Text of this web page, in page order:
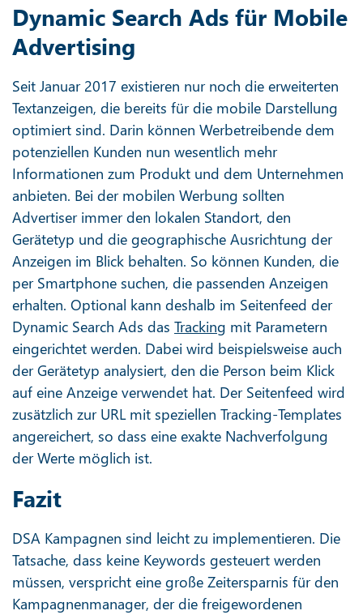
Dynamic Search Ads für Mobile
Advertising
Seit Januar 2017 existieren nur noch die erweiterten
Textanzeigen, die bereits für die mobile Darstellung
optimiert sind. Darin können Werbetreibende dem
potenziellen Kunden nun wesentlich mehr
Informationen zum Produkt und dem Unternehmen
anbieten. Bei der mobilen Werbung sollten
Advertiser immer den lokalen Standort, den
Gerätetyp und die geographische Ausrichtung der
Anzeigen im Blick behalten. So können Kunden, die
per Smartphone suchen, die passenden Anzeigen
erhalten. Optional kann deshalb im Seitenfeed der
Dynamic Search Ads das Tracking mit Parametern
eingerichtet werden. Dabei wird beispielsweise auch
der Gerätetyp analysiert, den die Person beim Klick
auf eine Anzeige verwendet hat. Der Seitenfeed wird
zusätzlich zur URL mit speziellen Tracking-Templates
angereichert, so dass eine exakte Nachverfolgung
der Werte möglich ist.
Fazit
DSA Kampagnen sind leicht zu implementieren. Die
Tatsache, dass keine Keywords gesteuert werden
müssen, verspricht eine große Zeitersparnis für den
Kampagnenmanager, der die freigewordenen